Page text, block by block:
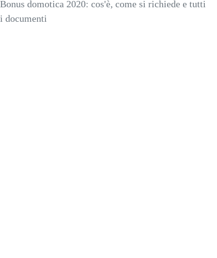
Bonus domotica 2020: cos'è, come si richiede e tutti
i documenti